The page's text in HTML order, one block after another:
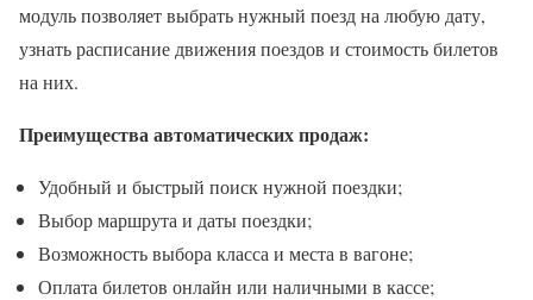
модуль позволяет выбрать нужный поезд на любую дату,
узнать расписание движения поездов и стоимость билетов
на них.
Преимущества автоматических продаж:
Удобный и быстрый поиск нужной поездки;
Выбор маршрута и даты поездки;
Возможность выбора класса и места в вагоне;
Оплата билетов онлайн или наличными в кассе;